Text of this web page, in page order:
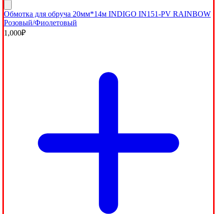
Обмотка для обруча 20мм*14м INDIGO IN151-PV RAINBOW
Розовый/Фиолетовый
1,000₽